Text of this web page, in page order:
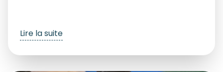
Lire la suite